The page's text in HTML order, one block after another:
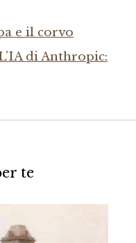
e il corvo
di Anthropic:
te